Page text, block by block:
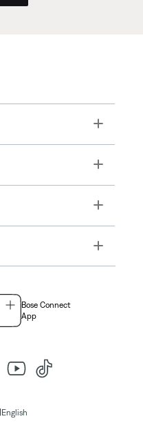
Toggle
Toggle
Toggle
Toggle
Bose Connect
App
English